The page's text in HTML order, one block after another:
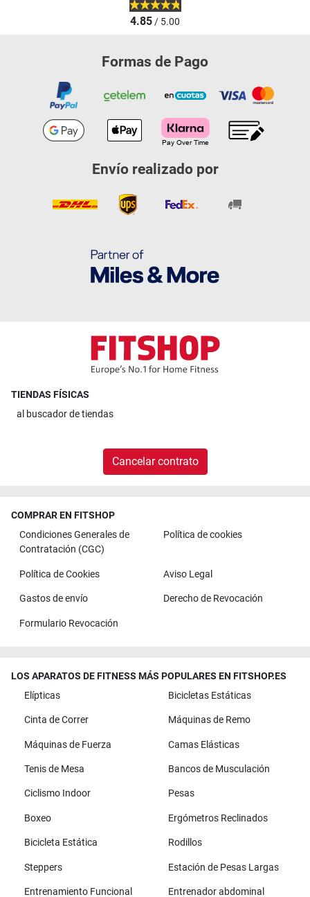
4.85/ 5.00
Formas de Pago
Envío realizado por
TIENDAS FÍSICAS
al buscador de tiendas
Cancelar contrato
COMPRAR EN FITSHOP
Condiciones Generales de
Contratación (CGC)
Política de cookies
Política de Cookies Aviso Legal
Gastos de envío Derecho de Revocación
Formulario Revocación
LOS APARATOS DE FITNESS MÁS POPULARES EN FITSHOP.ES
Elípticas
Bicicletas Estáticas
Cinta de Correr Máquinas de Remo
Máquinas de Fuerza Camas Elásticas
Tenis de Mesa Bancos de Musculación
Ciclismo Indoor Pesas
Boxeo Ergómetros Reclinados
Bicicleta Estática Rodillos
Steppers Estación de Pesas Largas
Entrenamiento Funcional Entrenador abdominal